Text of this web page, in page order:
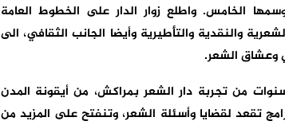
الخامس. واطلع زوار الدار على الخطوط العامة
والنقدية والتأطيرية وأيضا الجانب الثقافي، الى
وعشاق الشعر.
تجربة دار الشعر بمراكش، من أيقونة المدن
تقعد لقضايا وأسئلة الشعر، وتنفتح على المزيد من